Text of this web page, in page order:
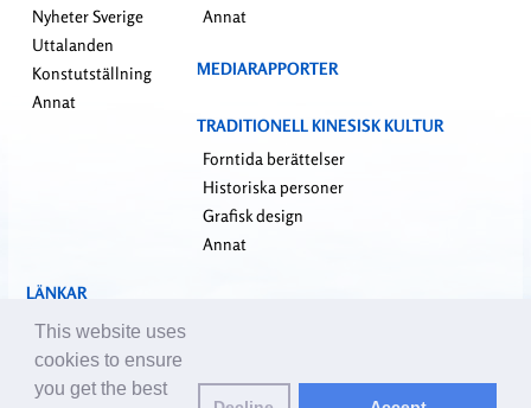
Nyheter Sverige
Uttalanden
Konstutställning
Annat
Annat
MEDIARAPPORTER
TRADITIONELL KINESISK KULTUR
Forntida berättelser
Historiska personer
Grafisk design
Annat
LÄNKAR
falundafa.org
faluninfo.net
minghui.org
This website uses
cookies to ensure
you get the best